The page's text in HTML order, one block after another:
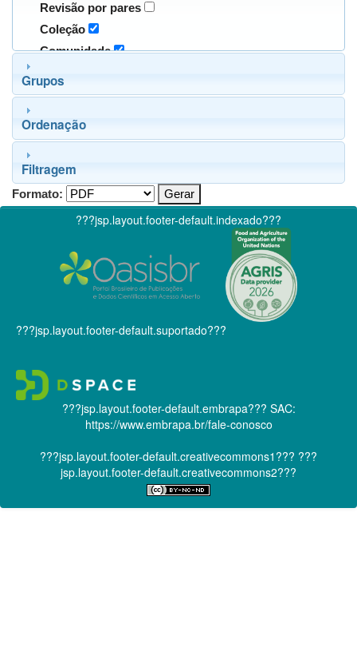
Revisão por pares
Coleção
Comunidade
Grupos
Ordenação
Filtragem
Formato:
???jsp.layout.footer-default.indexado???
???jsp.layout.footer-default.suportado???
???jsp.layout.footer-default.embrapa??? SAC:
https://www.embrapa.br/fale-conosco
???jsp.layout.footer-default.creativecommons1??? ???
jsp.layout.footer-default.creativecommons2???